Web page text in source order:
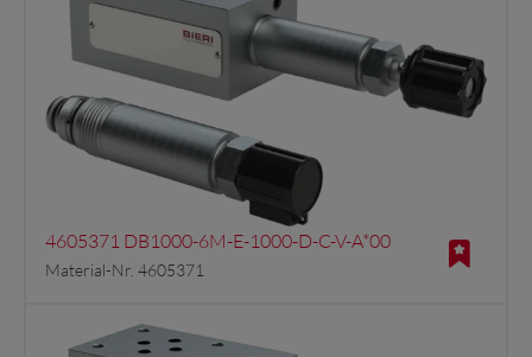
4605371 DB1000-6M-E-1000-D-C-V-A*00
Material-Nr. 4605371